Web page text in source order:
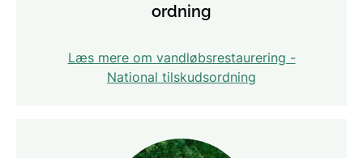
ordning
Læs mere om vandløbsrestaurering -
National tilskudsordning